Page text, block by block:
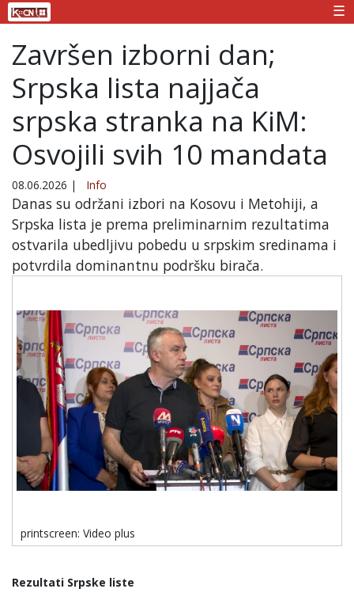
☰
Završen izborni dan;
Srpska lista najjača
srpska stranka na KiM:
Osvojili svih 10 mandata
08.06.2026 | Info
Danas su održani izbori na Kosovu i Metohiji, a
Srpska lista je prema preliminarnim rezultatima
ostvarila ubedljivu pobedu u srpskim sredinama i
potvrdila dominantnu podršku birača.
printscreen: Video plus
Rezultati Srpske liste